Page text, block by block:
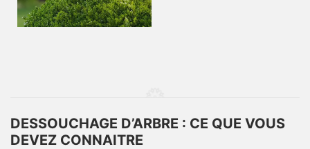
DESSOUCHAGE D’ARBRE : CE QUE VOUS
DEVEZ CONNAITRE